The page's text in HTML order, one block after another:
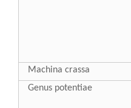
Machina crassa
Genus potentiae